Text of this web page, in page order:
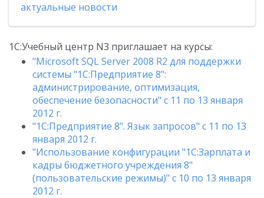
актуальные новости
1С:Учебный центр N3 приглашает на курсы:
"Microsoft SQL Server 2008 R2 для поддержки
системы "1С:Предприятие 8":
администрирование, оптимизация,
обеспечение безопасности" с 11 по 13 января
2012 г.
"1С:Предприятие 8". Язык запросов" с 11 по 13
января 2012 г.
"Использование конфигурации "1C:Зарплата и
кадры бюджетного учреждения 8"
(пользовательские режимы)" с 10 по 13 января
2012 г.